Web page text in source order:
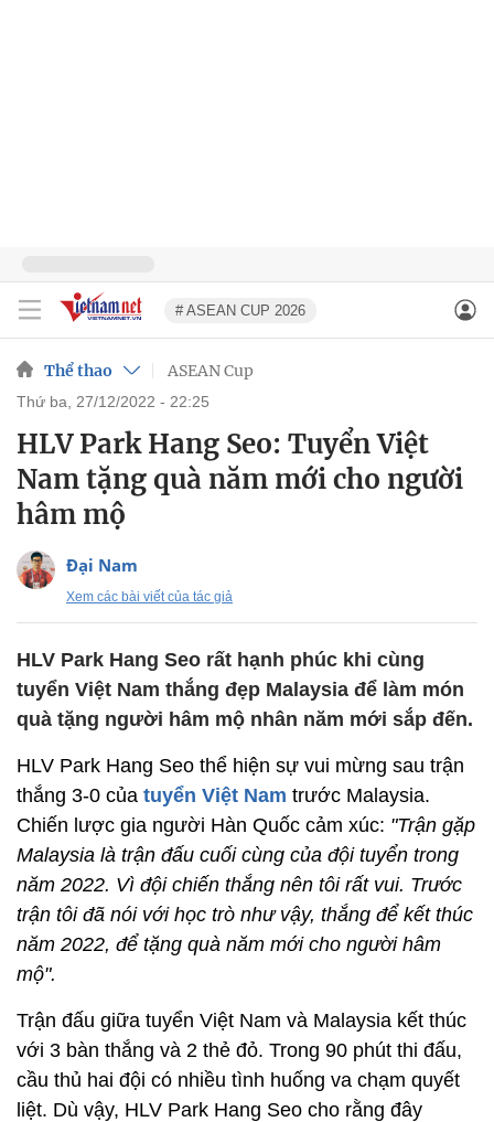
# ASEAN CUP 2026
Thể thao ASEAN Cup
thứ ba, 27/12/2022 - 22:25
HLV Park Hang Seo: Tuyển Việt
Nam tặng quà năm mới cho người
hâm mộ
Đại Nam
Xem các bài viết của tác giả
HLV Park Hang Seo rất hạnh phúc khi cùng
tuyển Việt Nam thắng đẹp Malaysia để làm món
quà tặng người hâm mộ nhân năm mới sắp đến.
HLV Park Hang Seo thể hiện sự vui mừng sau trận
thắng 3-0 của tuyển Việt Nam trước Malaysia.
Chiến lược gia người Hàn Quốc cảm xúc: "Trận gặp
Malaysia là trận đấu cuối cùng của đội tuyển trong
năm 2022. Vì đội chiến thắng nên tôi rất vui. Trước
trận tôi đã nói với học trò như vậy, thắng để kết thúc
năm 2022, để tặng quà năm mới cho người hâm
mộ".
Trận đấu giữa tuyển Việt Nam và Malaysia kết thúc
với 3 bàn thắng và 2 thẻ đỏ. Trong 90 phút thi đấu,
cầu thủ hai đội có nhiều tình huống va chạm quyết
liệt. Dù vậy, HLV Park Hang Seo cho rằng đây